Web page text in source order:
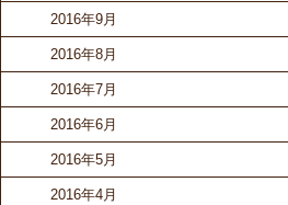
2016年9月
2016年8月
2016年7月
2016年6月
2016年5月
2016年4月